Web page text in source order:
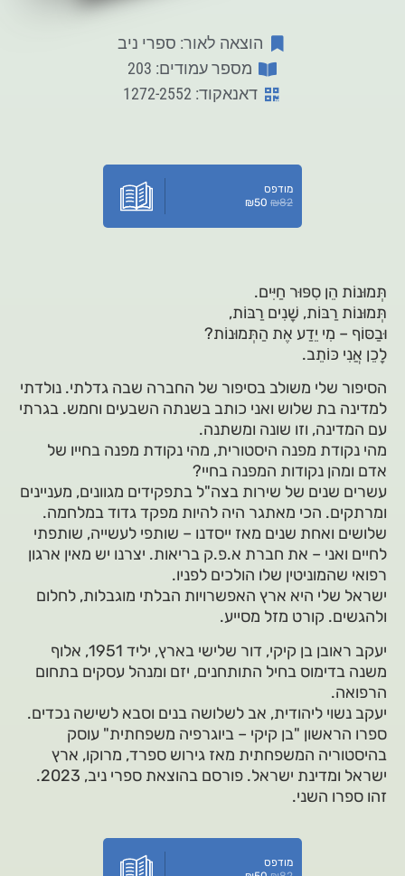
הוצאה לאור: ספרי ניב
מספר עמודים: 203
דאנאקוד: 1272-2552
מודפס
₪82
₪50
תְּמוּנוֹת הֵן סִפּוּר חַיִּים.
תְּמוּנוֹת רַבּוֹת, שָׁנִים רַבּוֹת,
וּבַסּוֹף – מִי יֵדַע אֶת הַתְּמוּנוֹת?
לָכֵן אֲנִי כּוֹתֵב.
הסיפור שלי משולב בסיפור של החברה שבה גדלתי. נולדתי
למדינה בת שלוש ואני כותב בשנתה השבעים וחמש. בגרתי
עם המדינה, וזו שונה ומשתנה.
מהי נקודת מפנה היסטורית, מהי נקודת מפנה בחייו של
אדם ומהן נקודות המפנה בחיי?
עשרים שנים של שירות בצה"ל בתפקידים מגוונים, מעניינים
ומרתקים. הכי מאתגר היה להיות מפקד גדוד במלחמה.
שלושים ואחת שנים מאז ייסדנו – שותפי לעשייה, שותפתי
לחיים ואני – את חברת א.פ.ק בריאות. יצרנו יש מאין ארגון
רפואי שהמוניטין שלו הולכים לפניו.
ישראל שלי היא ארץ האפשרויות הבלתי מוגבלות, לחלום
ולהגשים. קורט מזל מסייע.
יעקב ראובן בן קיקי, דור שלישי בארץ, יליד 1951, אלוף
משנה בדימוס בחיל התותחנים, יזם ומנהל עסקים בתחום
הרפואה.
יעקב נשוי ליהודית, אב לשלושה בנים וסבא לשישה נכדים.
ספרו הראשון "בן קיקי – ביוגרפיה משפחתית" עוסק
בהיסטוריה המשפחתית מאז גירוש ספרד, מרוקו, ארץ
ישראל ומדינת ישראל. פורסם בהוצאת ספרי ניב, 2023.
זהו ספרו השני.
מודפס